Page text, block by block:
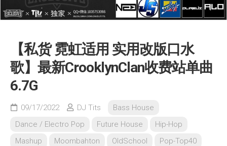
【私货 霓虹适用 实用改版口水
歌】最新CrooklynClan收费站单曲
6.7G
09/17/2022 DJ Tits
Bass House
Dance / Electro Pop
Future House
Hip-Hop
Mashup
Moombahton OldSchool Pop-Top40